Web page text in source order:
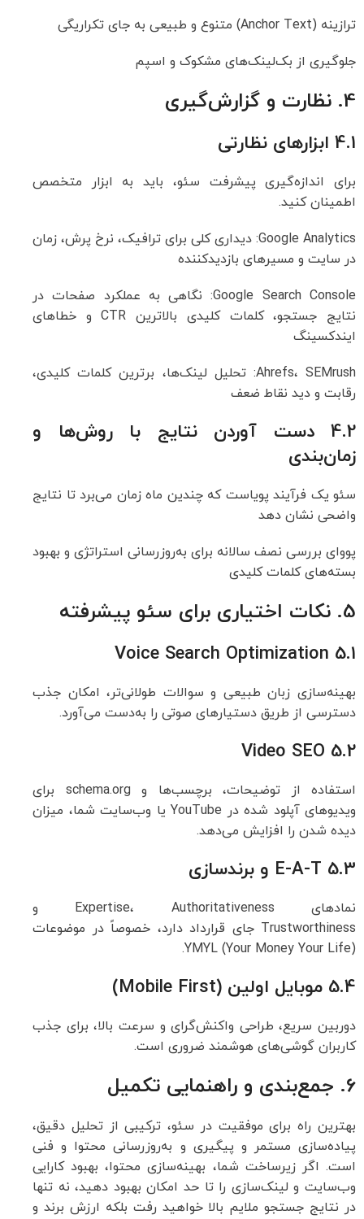
ترازینه (Anchor Text) متنوع و طبیعی به جای تکراریگی
جلوگیری از بک‌لینک‌های مشکوک و اسپم
4. نظارت و گزارش‌گیری
4.1 ابزارهای نظارتی
برای اندازه‌گیری پیشرفت سئو، باید به ابزار متخصص
اطمینان کنید.
Google Analytics: دیداری کلی برای ترافیک، نرخ پرش، زمان
در سایت و مسیرهای بازدیدکننده
Google Search Console: نگاهی به عملکرد صفحات در
نتایج جستجو، کلمات کلیدی بالاترین CTR و خطاهای
ایندکسینگ
Ahrefs، SEMrush: تحلیل لینک‌ها، برترین کلمات کلیدی،
رقابت و دید نقاط ضعف
4.2 دست آوردن نتایج با روش‌ها و
زمان‌بندی
سئو یک فرآیند پویاست که چندین ماه زمان می‌برد تا نتایج
واضحی نشان دهد
پووای بررسی نصف سالانه برای به‌روزرسانی استراتژی و بهبود
بسته‌های کلمات کلیدی
5. نکات اختیاری برای سئو پیشرفته
5.1 Voice Search Optimization
بهینه‌سازی زبان طبیعی و سوالات طولانی‌تر، امکان جذب
دسترسی از طریق دستیارهای صوتی را به‌دست می‌آورد.
5.2 Video SEO
استفاده از توضیحات، برچسب‌ها و schema.org برای
ویدیوهای آپلود شده در YouTube یا وب‌سایت شما، میزان
دیده شدن را افزایش می‌دهد.
5.3 E-A-T و برندسازی
نمادهای Expertise، Authoritativeness و
Trustworthiness جای قرارداد دارد، خصوصاً در موضوعات
YMYL (Your Money Your Life).
5.4 موبایل اولین (Mobile First)
دوربین سریع، طراحی واکنش‌گرای و سرعت بالا، برای جذب
کاربران گوشی‌های هوشمند ضروری است.
6. جمع‌بندی و راهنمایی تکمیل
بهترین راه برای موفقیت در سئو، ترکیبی از تحلیل دقیق،
پیاده‌سازی مستمر و پیگیری و به‌روزرسانی محتوا و فنی
است. اگر زیرساخت شما، بهینه‌سازی محتوا، بهبود کارایی
وب‌سایت و لینک‌سازی را تا حد امکان بهبود دهید، نه تنها
در نتایج جستجو ملایم بالا خواهید رفت بلکه ارزش برند و